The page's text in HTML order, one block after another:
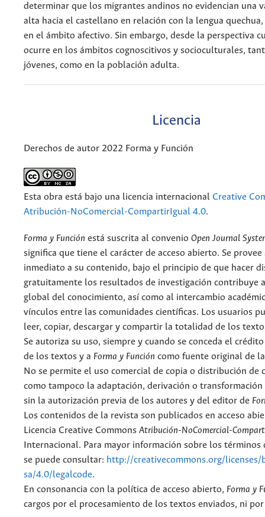
determinar que los migrantes andinos no evidencian una
alta hacia el castellano en relación con la lengua
en el ámbito afectivo. Sin embargo, desde la perspectiva
ocurre en los ámbitos cognoscitivos y socioculturales,
jóvenes, como en la población adulta.
Licencia
Derechos de autor 2022 Forma y Función
Esta obra está bajo una licencia internacional Creative
Atribución-NoComercial-CompartirIgual 4.0.
Forma y Función está suscrita al convenio Open Journal
significa que tiene el carácter de acceso abierto. Se provee
inmediato a su contenido, bajo el principio de que hacer
gratuitamente los resultados de investigación contribuye
global del conocimiento, así como al intercambio
vínculos entre las comunidades científicas. Los usuarios
leer, copiar, descargar y compartir la totalidad de los
Se autoriza su uso, siempre y cuando se conceda el
de los textos y a Forma y Función como fuente original de
No se permite el uso comercial de copia o distribución de
como tampoco la adaptación, derivación o transformación
sin la autorización previa de los autores y del editor de
Los contenidos de la revista son publicados en acceso
Licencia Creative Commons Atribución-NoComercial-
Internacional. Para mayor información sobre los términos
se puede consultar: http://creativecommons.org/licenses/
sa/4.0/legalcode.
En consonancia con la política de acceso abierto, Forma y
cargos por el procesamiento de los textos enviados, ni